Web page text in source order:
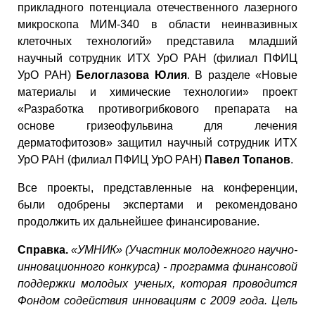
прикладного потенциала отечественного лазерного
микроскопа МИМ-340 в области неинвазивных
клеточных технологий» представила младший
научный сотрудник ИТХ УрО РАН (филиал ПФИЦ
УрО РАН) Белоглазова Юлия. В разделе «Новые
материалы и химические технологии» проект
«Разработка противогрибкового препарата на
основе гризеофульвина для лечения
дерматофитозов» защитил научный сотрудник ИТХ
УрО РАН (филиал ПФИЦ УрО РАН) Павел Топанов.
Все проекты, представленные на конференции,
были одобрены экспертами и рекомендовано
продолжить их дальнейшее финансирование.
Справка. «УМНИК» (Участник молодежного научно-
инновационного конкурса) - программа финансовой
поддержки молодых ученых, которая проводится
Фондом содействия инновациям с 2009 года. Цель